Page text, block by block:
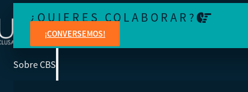
¿QUIERES COLABORAR?
¡CONVERSEMOS!
Sobre CBS